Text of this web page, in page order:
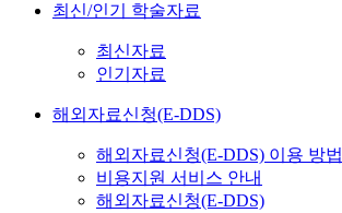
최신/인기 학술자료
최신자료
인기자료
해외자료신청(E-DDS)
해외자료신청(E-DDS) 이용 방법
비용지원 서비스 안내
해외자료신청(E-DDS)